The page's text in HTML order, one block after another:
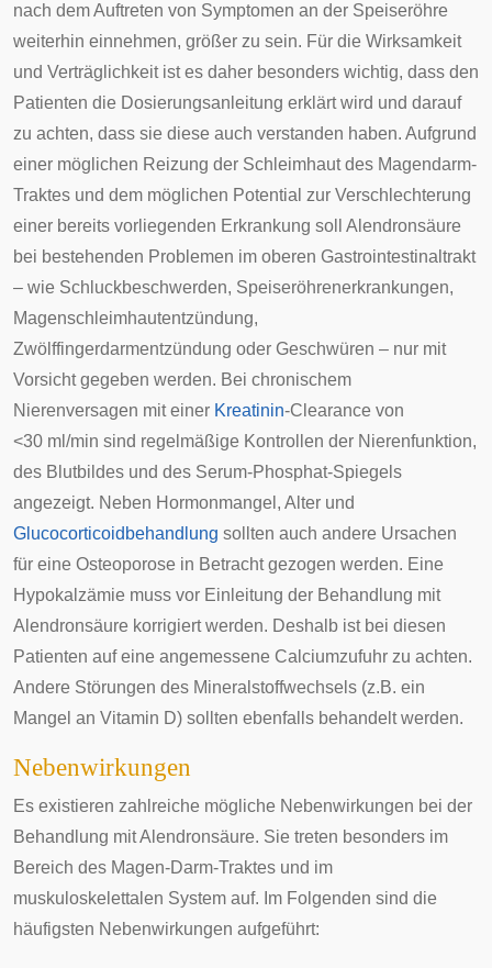
nach dem Auftreten von Symptomen an der Speiseröhre
weiterhin einnehmen, größer zu sein. Für die Wirksamkeit
und Verträglichkeit ist es daher besonders wichtig, dass den
Patienten die Dosierungsanleitung erklärt wird und darauf
zu achten, dass sie diese auch verstanden haben. Aufgrund
einer möglichen Reizung der Schleimhaut des Magendarm-
Traktes und dem möglichen Potential zur Verschlechterung
einer bereits vorliegenden Erkrankung soll Alendronsäure
bei bestehenden Problemen im oberen Gastrointestinaltrakt
– wie Schluckbeschwerden, Speiseröhrenerkrankungen,
Magenschleimhautentzündung,
Zwölffingerdarmentzündung oder Geschwüren – nur mit
Vorsicht gegeben werden. Bei chronischem
Nierenversagen mit einer Kreatinin-Clearance von
<30 ml/min sind regelmäßige Kontrollen der Nierenfunktion,
des Blutbildes und des Serum-Phosphat-Spiegels
angezeigt. Neben Hormonmangel, Alter und
Glucocorticoidbehandlung sollten auch andere Ursachen
für eine Osteoporose in Betracht gezogen werden. Eine
Hypokalzämie muss vor Einleitung der Behandlung mit
Alendronsäure korrigiert werden. Deshalb ist bei diesen
Patienten auf eine angemessene Calciumzufuhr zu achten.
Andere Störungen des Mineralstoffwechsels (z.B. ein
Mangel an Vitamin D) sollten ebenfalls behandelt werden.
Nebenwirkungen
Es existieren zahlreiche mögliche Nebenwirkungen bei der
Behandlung mit Alendronsäure. Sie treten besonders im
Bereich des Magen-Darm-Traktes und im
muskuloskelettalen System auf. Im Folgenden sind die
häufigsten Nebenwirkungen aufgeführt: